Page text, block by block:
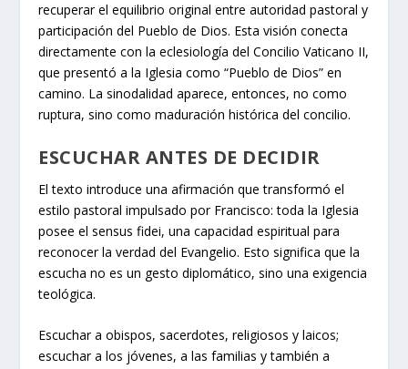
recuperar el equilibrio original entre autoridad pastoral y
participación del Pueblo de Dios. Esta visión conecta
directamente con la eclesiología del Concilio Vaticano II,
que presentó a la Iglesia como “Pueblo de Dios” en
camino. La sinodalidad aparece, entonces, no como
ruptura, sino como maduración histórica del concilio.
ESCUCHAR ANTES DE DECIDIR
El texto introduce una afirmación que transformó el
estilo pastoral impulsado por Francisco: toda la Iglesia
posee el sensus fidei, una capacidad espiritual para
reconocer la verdad del Evangelio. Esto significa que la
escucha no es un gesto diplomático, sino una exigencia
teológica.
Escuchar a obispos, sacerdotes, religiosos y laicos;
escuchar a los jóvenes, a las familias y también a